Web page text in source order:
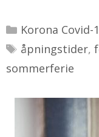
Kategorier
Korona Covid-
Stikkord
åpningstider,
sommerferie